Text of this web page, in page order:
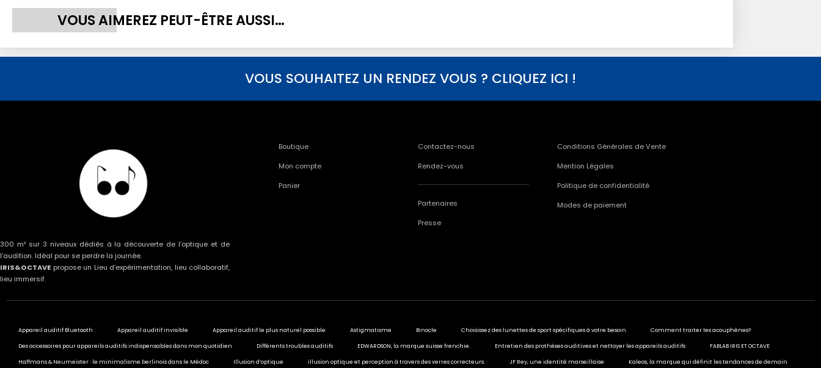
VOUS AIMEREZ PEUT-ÊTRE AUSSI…
VOUS SOUHAITEZ UN RENDEZ VOUS ? CLIQUEZ ICI !
300 m² sur 3 niveaux dédiés à la découverte de l’optique et de
l’audition. Idéal pour se perdre la journée.
IRIS&OCTAVE propose un Lieu d’expérimentation, lieu collaboratif,
lieu immersif.
Boutique
Mon compte
Panier
Contactez-nous
Rendez-vous
Partenaires
Presse
Conditions Générales de Vente
Mention Légales
Politique de confidentialité
Modes de paiement
Appareil auditif Bluetooth Appareil auditif invisible Appareil auditif le plus naturel possible Astigmatisme Binocle Choisissez des lunettes de sport spécifiques à votre besoin Comment traiter les acouphènes?
Des accessoires pour appareils auditifs indispensables dans mon quotidien Différents troubles auditifs EDWARDSON, la marque suisse frenchie. Entretien des prothèses auditives et nettoyer les appareils auditifs FABLAB IRIS ET OCTAVE
Haffmans & Neumeister : le minimalisme berlinois dans le Médoc Illusion d’optique illusion optique et perception à travers des verres correcteurs. JF Rey, une identité marseillaise Kaleos, la marque qui définit les tendances de demain